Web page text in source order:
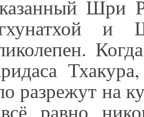
Шри
и
разрежут на
равно